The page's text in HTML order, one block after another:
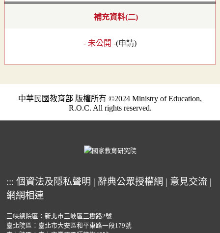
補充資料(二)
- 未公開 -(申請)
中華民國教育部 版權所有 ©2024 Ministry of Education,
R.O.C. All rights reserved.
::: 個資法及隱私聲明 | 辭典公眾授權網 | 意見交流 |
網網相連
三峽總院區：新北市三峽區三樹路2號
臺北院區：臺北市大安區和平東路一段179號